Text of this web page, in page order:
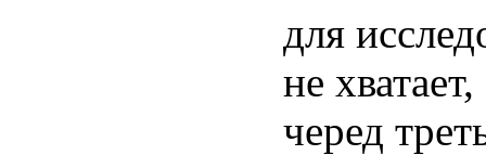
для
не
черед